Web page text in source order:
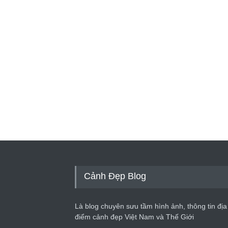
Cảnh Đẹp Blog
Là blog chuyên sưu tầm hình ảnh, thông tin địa
điểm cảnh đẹp Việt Nam và Thế Giới